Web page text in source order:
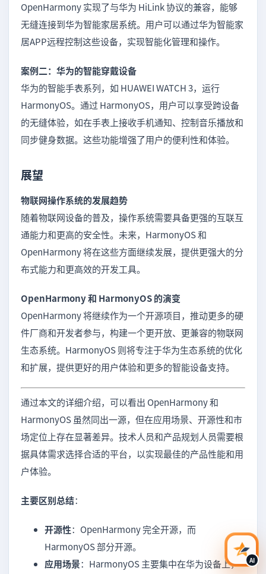
OpenHarmony 实现了与华为 HiLink 协议的兼容，能够
无缝连接到华为智能家居系统。用户可以通过华为智能家
居APP远程控制这些设备，实现智能化管理和操作。
案例二：华为的智能穿戴设备
华为的智能手表系列，如 HUAWEI WATCH 3，运行
HarmonyOS。通过 HarmonyOS，用户可以享受跨设备
的无缝体验，如在手表上接收手机通知、控制音乐播放和
同步健身数据。这些功能增强了用户的便利性和体验。
展望
物联网操作系统的发展趋势
随着物联网设备的普及，操作系统需要具备更强的互联互
通能力和更高的安全性。未来，HarmonyOS 和
OpenHarmony 将在这些方面继续发展，提供更强大的分
布式能力和更高效的开发工具。
OpenHarmony 和 HarmonyOS 的演变
OpenHarmony 将继续作为一个开源项目，推动更多的硬
件厂商和开发者参与，构建一个更开放、更兼容的物联网
生态系统。HarmonyOS 则将专注于华为生态系统的优化
和扩展，提供更好的用户体验和更多的智能设备支持。
通过本文的详细介绍，可以看出 OpenHarmony 和
HarmonyOS 虽然同出一源，但在应用场景、开源性和市
场定位上存在显著差异。技术人员和产品规划人员需要根
据具体需求选择合适的平台，以实现最佳的产品性能和用
户体验。
主要区别总结：
开源性：OpenHarmony 完全开源，而
HarmonyOS 部分开源。
应用场景：HarmonyOS 主要集中在华为设备上， AI
AI 咨